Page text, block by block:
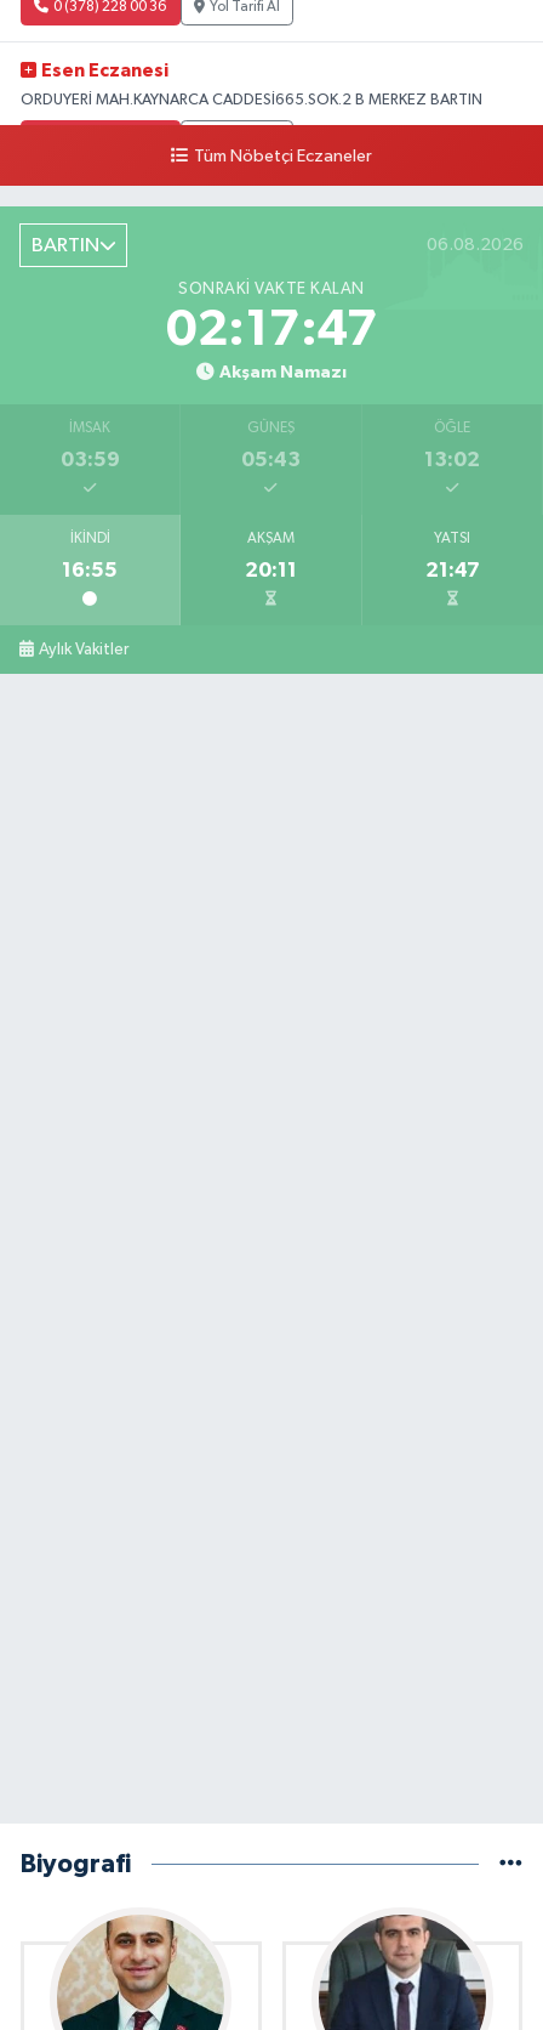
0 (378) 228 00 36 Yol Tarifi Al
Esen Eczanesi
ORDUYERİ MAH.KAYNARCA CADDESİ665.SOK.2 B MERKEZ BARTIN
0 (378) 227 85 45
Tüm Nöbetçi Eczaneler
BARTIN 06.08.2026
SONRAKI VAKTE KALAN
02:17:45
Akşam Namazı
İMSAK
03:59
GÜNEŞ
05:43
ÖĞLE
13:02
İKINDI
16:55
AKŞAM
20:11
YATSI
21:47
Aylık Vakitler
Biyografi